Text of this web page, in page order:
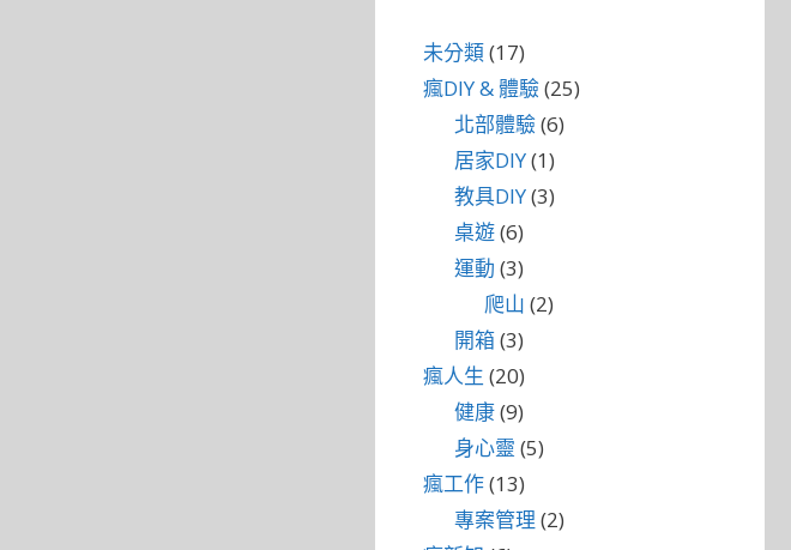
未分類(17)
瘋DIY & 體驗(25)
北部體驗(6)
居家DIY(1)
教具DIY(3)
桌遊(6)
運動 (3)
爬山 (2)
開箱(3)
瘋人生 (20)
健康(9)
身心靈 (5)
瘋工作(13)
專案管理 (2)